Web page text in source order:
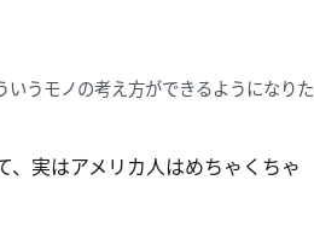
うモノの考え方ができるようになりた
、実はアメリカ人はめちゃくちゃ